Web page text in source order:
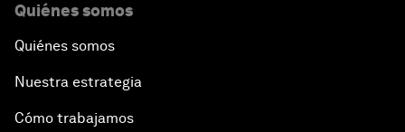
Quiénes somos
Quiénes somos
Nuestra estrategia
Cómo trabajamos